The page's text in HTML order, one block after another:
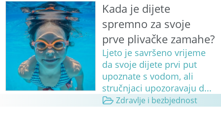
Kada je dijete
spremno za svoje
prve plivačke zamahe?
Ljeto je savršeno vrijeme
da svoje dijete prvi put
upoznate s vodom, ali
stručnjaci upozoravaju d...
Zdravlje i bezbjednost